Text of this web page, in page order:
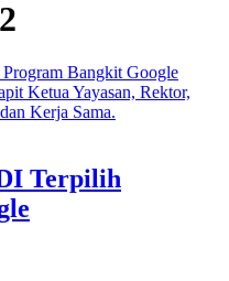
Ketua Yayasan, Rektor,
Kerja Sama.
Terpilih